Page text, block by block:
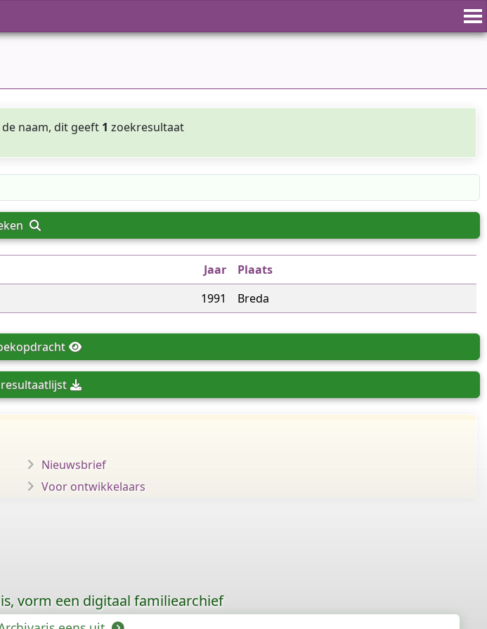
de naam, dit geeft 1 zoekresultaat
Jaar
Plaats
1991 Breda
resultaatlijst
Nieuwsbrief
Voor ontwikkelaars
vorm een digitaal familiearchief